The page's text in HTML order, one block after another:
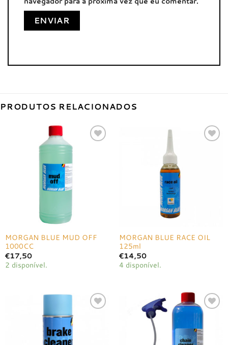
PRODUTOS RELACIONADOS
MORGAN BLUE MUD OFF
1000CC
€17,50
2 disponível.
MORGAN BLUE RACE OIL
125ml
€14,50
4 disponível.
Adicionar
à lista de
desejos